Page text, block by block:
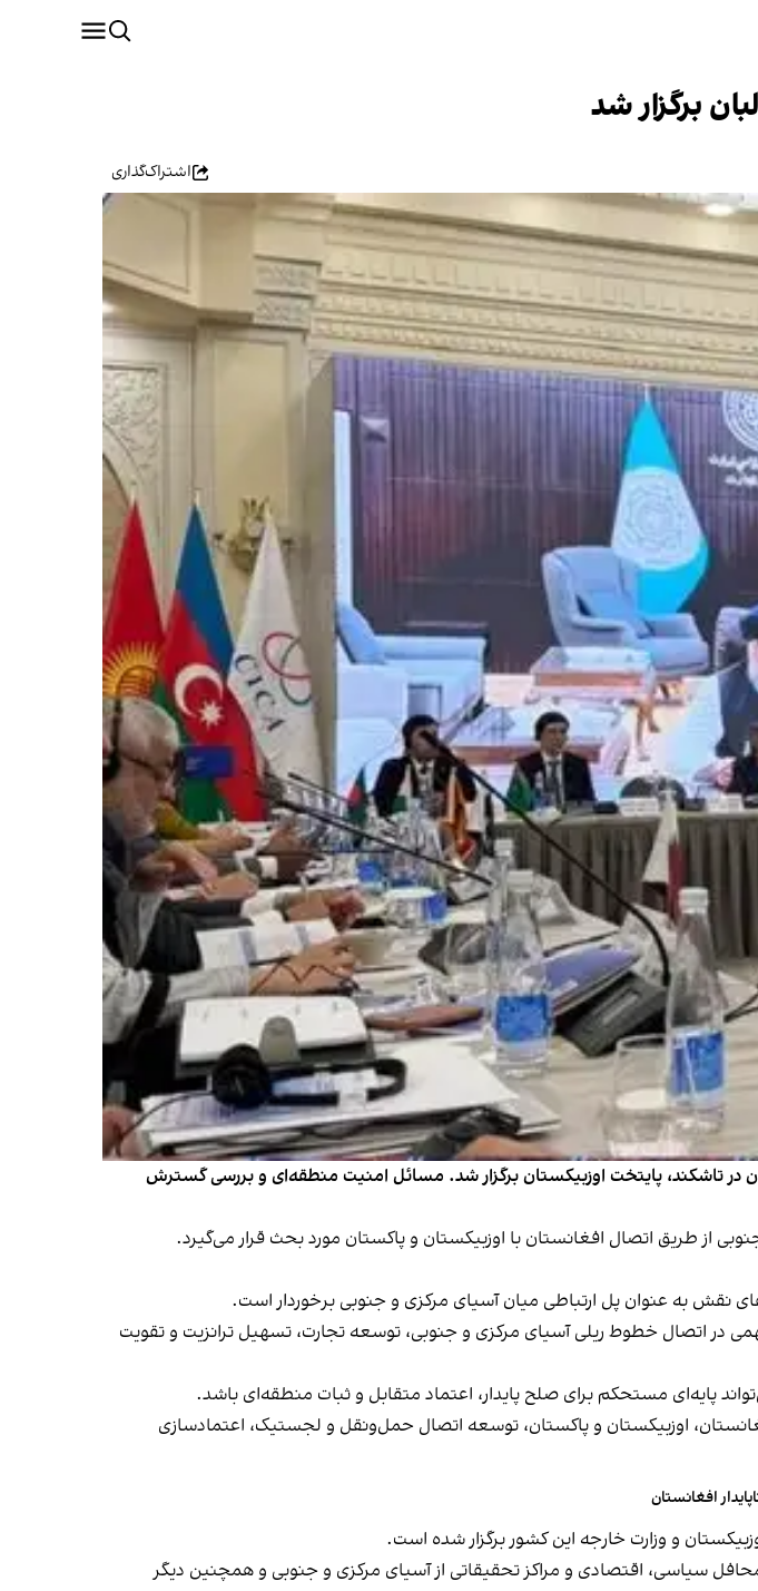
برگزار شد
اشتراک‌گذاری
۱۶ جوزا با حضور مقام‌های طالبان در تاشکند، پایتخت اوزبیکستان برگزار شد. مسائل امنیت منطقه‌ای و بررسی گسترش
از طریق اتصال افغانستان با اوزبیکستان و پاکستان مورد بحث قرار می‌گیرد.
نقش به عنوان پل ارتباطی میان آسیای مرکزی و جنوبی برخوردار است.
در اتصال خطوط ریلی آسیای مرکزی و جنوبی، توسعه تجارت، تسهیل ترانزیت و تقویت
پایه‌ای مستحکم برای صلح پایدار، اعتماد متقابل و ثبات منطقه‌ای باشد.
اوزبیکستان و پاکستان، توسعه اتصال حمل‌ونقل و لجستیک، اعتمادسازی
افغانستان
و وزارت خارجه این کشور برگزار شده است.
بین‌المللی و منطقه‌ای، محافل سیاسی، اقتصادی و مراکز تحقیقاتی از آسیای مرکزی و جنوبی و همچنین دیگر